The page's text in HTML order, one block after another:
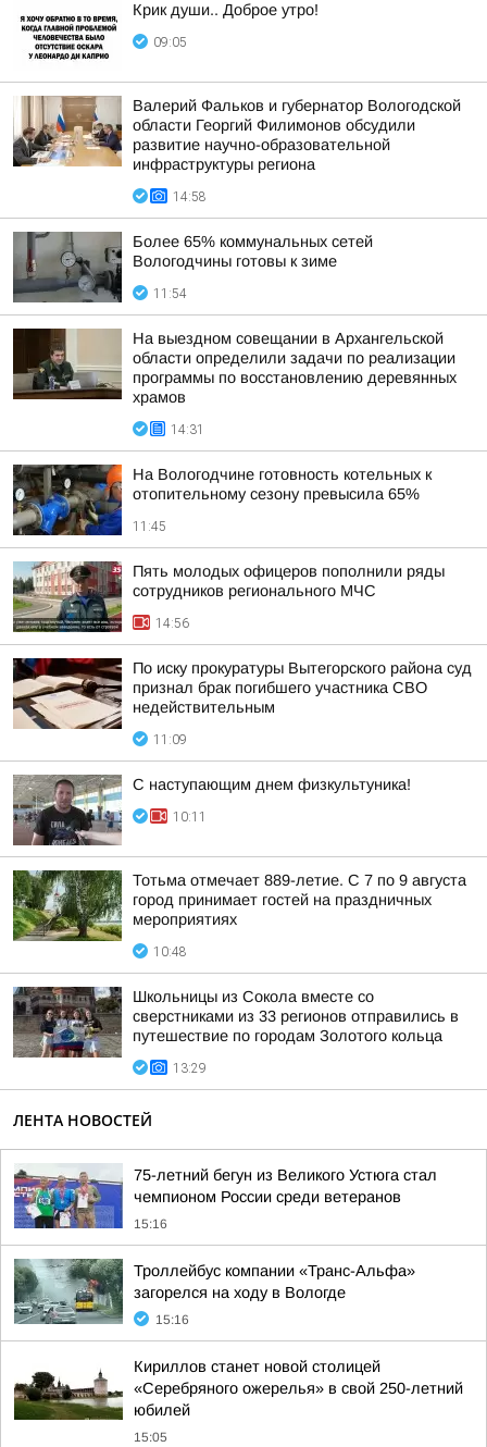
Крик души.. Доброе утро!
09:05
Валерий Фальков и губернатор Вологодской
области Георгий Филимонов обсудили
развитие научно-образовательной
инфраструктуры региона
14:58
Более 65% коммунальных сетей
Вологодчины готовы к зиме
11:54
На выездном совещании в Архангельской
области определили задачи по реализации
программы по восстановлению деревянных
храмов
14:31
На Вологодчине готовность котельных к
отопительному сезону превысила 65%
11:45
Пять молодых офицеров пополнили ряды
сотрудников регионального МЧС
14:56
По иску прокуратуры Вытегорского района суд
признал брак погибшего участника СВО
недействительным
11:09
С наступающим днем физкультуника!
10:11
Тотьма отмечает 889-летие. С 7 по 9 августа
город принимает гостей на праздничных
мероприятиях
10:48
Школьницы из Сокола вместе со
сверстниками из 33 регионов отправились в
путешествие по городам Золотого кольца
13:29
ЛЕНТА НОВОСТЕЙ
75-летний бегун из Великого Устюга стал
чемпионом России среди ветеранов
15:16
Троллейбус компании «Транс-Альфа»
загорелся на ходу в Вологде
15:16
Кириллов станет новой столицей
«Серебряного ожерелья» в свой 250-летний
юбилей
15:05